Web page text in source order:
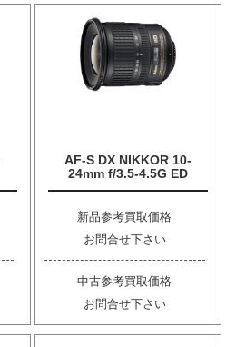
AF-S DX NIKKOR 10-
24mm f/3.5-4.5G ED
新品参考買取価格
お問合せ下さい
中古参考買取価格
お問合せ下さい